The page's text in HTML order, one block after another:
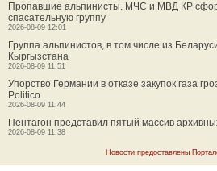
Пропавшие альпинисты. МЧС и МВД КР
спасательную группу
2026-08-09 12:01
Группа альпинистов, в том числе из
Кыргызстана
2026-08-09 11:51
Упорство Германии в отказе закупок газа
Politico
2026-08-09 11:44
Пентагон представил пятый массив
2026-08-09 11:38
Новости предоставлены